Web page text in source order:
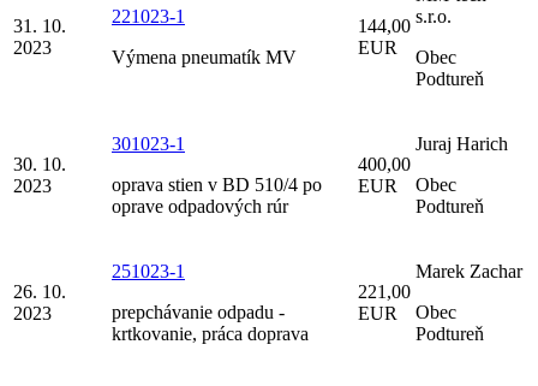
31. 10.
2023
221023-1
Výmena pneumatík MV
144,00
EUR
s.r.o.
Obec
Podtureň
30. 10.
2023
301023-1
oprava stien v BD 510/4 po
oprave odpadových rúr
400,00
EUR
Juraj Harich
Obec
Podtureň
26. 10.
2023
251023-1
prepchávanie odpadu -
krtkovanie, práca doprava
221,00
EUR
Marek Zachar
Obec
Podtureň